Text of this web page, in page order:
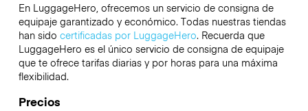
En LuggageHero, ofrecemos un servicio de consigna de
equipaje garantizado y económico. Todas nuestras tiendas
han sido certificadas por LuggageHero. Recuerda que
LuggageHero es el único servicio de consigna de equipaje
que te ofrece tarifas diarias y por horas para una máxima
flexibilidad.
Precios